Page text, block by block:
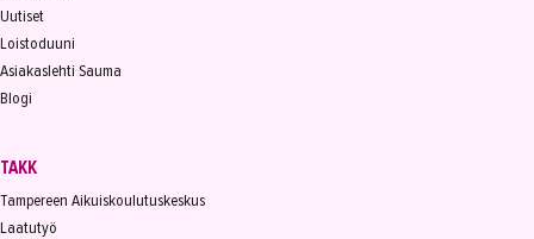
Uutiset
Loistoduuni
Asiakaslehti Sauma
Blogi
TAKK
Tampereen Aikuiskoulutuskeskus
Laatutyö